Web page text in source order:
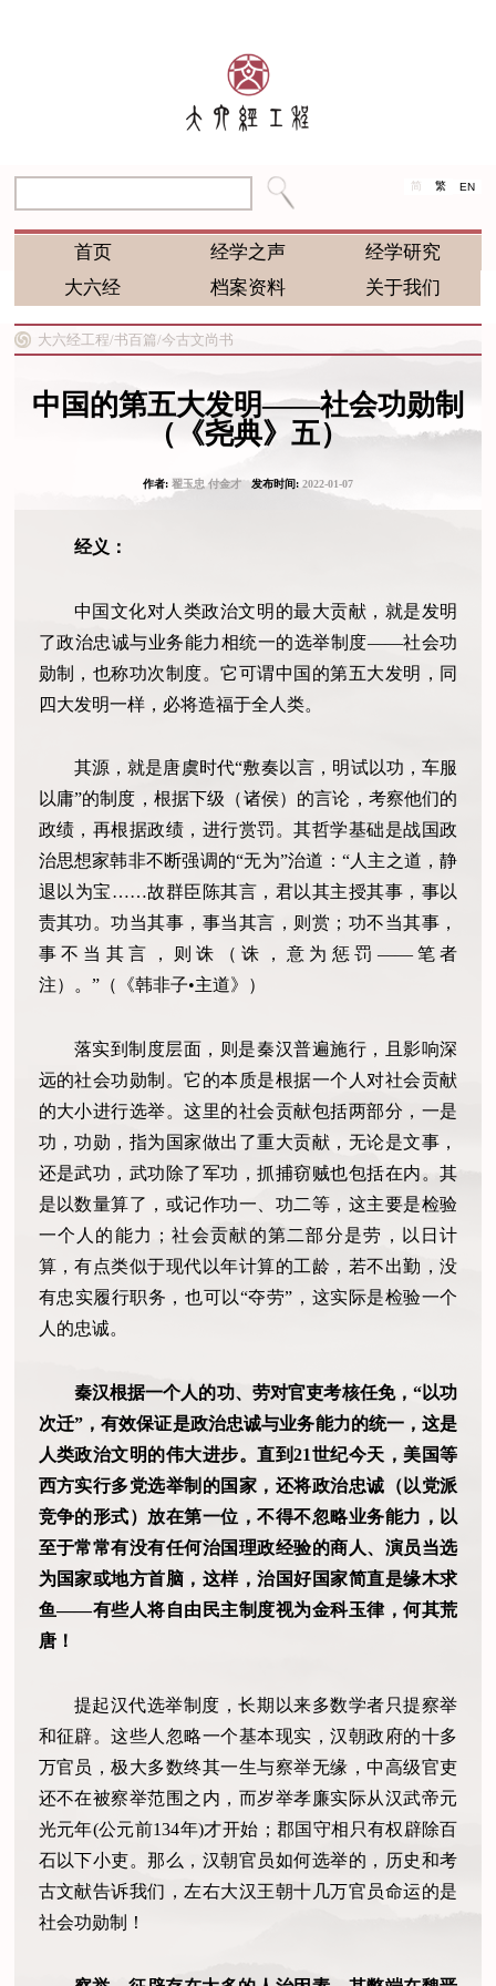
简 繁 EN
首页 经学之声
经学研究
大六经
档案资料 关于我们
大六经工程/书百篇/今古文尚书
中国的第五大发明——社会功勋制
（《尧典》五）
作者: 翟玉忠 付金才发布时间: 2022-01-07
经义：
中国文化对人类政治文明的最大贡献，就是发明
了政治忠诚与业务能力相统一的选举制度——社会功
勋制，也称功次制度。它可谓中国的第五大发明，同
四大发明一样，必将造福于全人类。
其源，就是唐虞时代“敷奏以言，明试以功，车服
以庸”的制度，根据下级（诸侯）的言论，考察他们的
政绩，再根据政绩，进行赏罚。其哲学基础是战国政
治思想家韩非不断强调的“无为”治道：“人主之道，静
退以为宝……故群臣陈其言，君以其主授其事，事以
责其功。功当其事，事当其言，则赏；功不当其事，
事不当其言，则诛（诛，意为惩罚——笔者
注）。”（《韩非子•主道》）
落实到制度层面，则是秦汉普遍施行，且影响深
远的社会功勋制。它的本质是根据一个人对社会贡献
的大小进行选举。这里的社会贡献包括两部分，一是
功，功勋，指为国家做出了重大贡献，无论是文事，
还是武功，武功除了军功，抓捕窃贼也包括在内。其
是以数量算了，或记作功一、功二等，这主要是检验
一个人的能力；社会贡献的第二部分是劳，以日计
算，有点类似于现代以年计算的工龄，若不出勤，没
有忠实履行职务，也可以“夺劳”，这实际是检验一个
人的忠诚。
秦汉根据一个人的功、劳对官吏考核任免，“以功
次迁”，有效保证是政治忠诚与业务能力的统一，这是
人类政治文明的伟大进步。直到21世纪今天，美国等
西方实行多党选举制的国家，还将政治忠诚（以党派
竞争的形式）放在第一位，不得不忽略业务能力，以
至于常常有没有任何治国理政经验的商人、演员当选
为国家或地方首脑，这样，治国好国家简直是缘木求
鱼——有些人将自由民主制度视为金科玉律，何其荒
唐！
提起汉代选举制度，长期以来多数学者只提察举
和征辟。这些人忽略一个基本现实，汉朝政府的十多
万官员，极大多数终其一生与察举无缘，中高级官吏
还不在被察举范围之内，而岁举孝廉实际从汉武帝元
光元年(公元前134年)才开始；郡国守相只有权辟除百
石以下小吏。那么，汉朝官员如何选举的，历史和考
古文献告诉我们，左右大汉王朝十几万官员命运的是
社会功勋制！